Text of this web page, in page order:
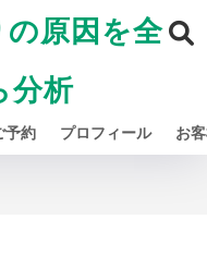
原因を全
分析
予約 プロフィール お